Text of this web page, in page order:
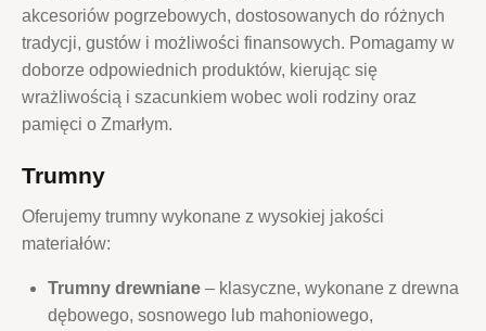
akcesoriów pogrzebowych, dostosowanych do różnych
tradycji, gustów i możliwości finansowych. Pomagamy w
doborze odpowiednich produktów, kierując się
wrażliwością i szacunkiem wobec woli rodziny oraz
pamięci o Zmarłym.
Trumny
Oferujemy trumny wykonane z wysokiej jakości
materiałów:
Trumny drewniane – klasyczne, wykonane z drewna
dębowego, sosnowego lub mahoniowego,